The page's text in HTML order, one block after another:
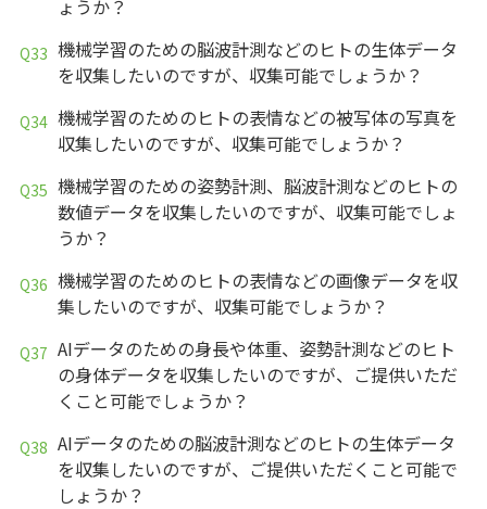
ょうか？
機械学習のための脳波計測などのヒトの生体データ
を収集したいのですが、収集可能でしょうか？
機械学習のためのヒトの表情などの被写体の写真を
収集したいのですが、収集可能でしょうか？
機械学習のための姿勢計測、脳波計測などのヒトの
数値データを収集したいのですが、収集可能でしょ
うか？
機械学習のためのヒトの表情などの画像データを収
集したいのですが、収集可能でしょうか？
AIデータのための身長や体重、姿勢計測などのヒト
の身体データを収集したいのですが、ご提供いただ
くこと可能でしょうか？
AIデータのための脳波計測などのヒトの生体データ
を収集したいのですが、ご提供いただくこと可能で
しょうか？